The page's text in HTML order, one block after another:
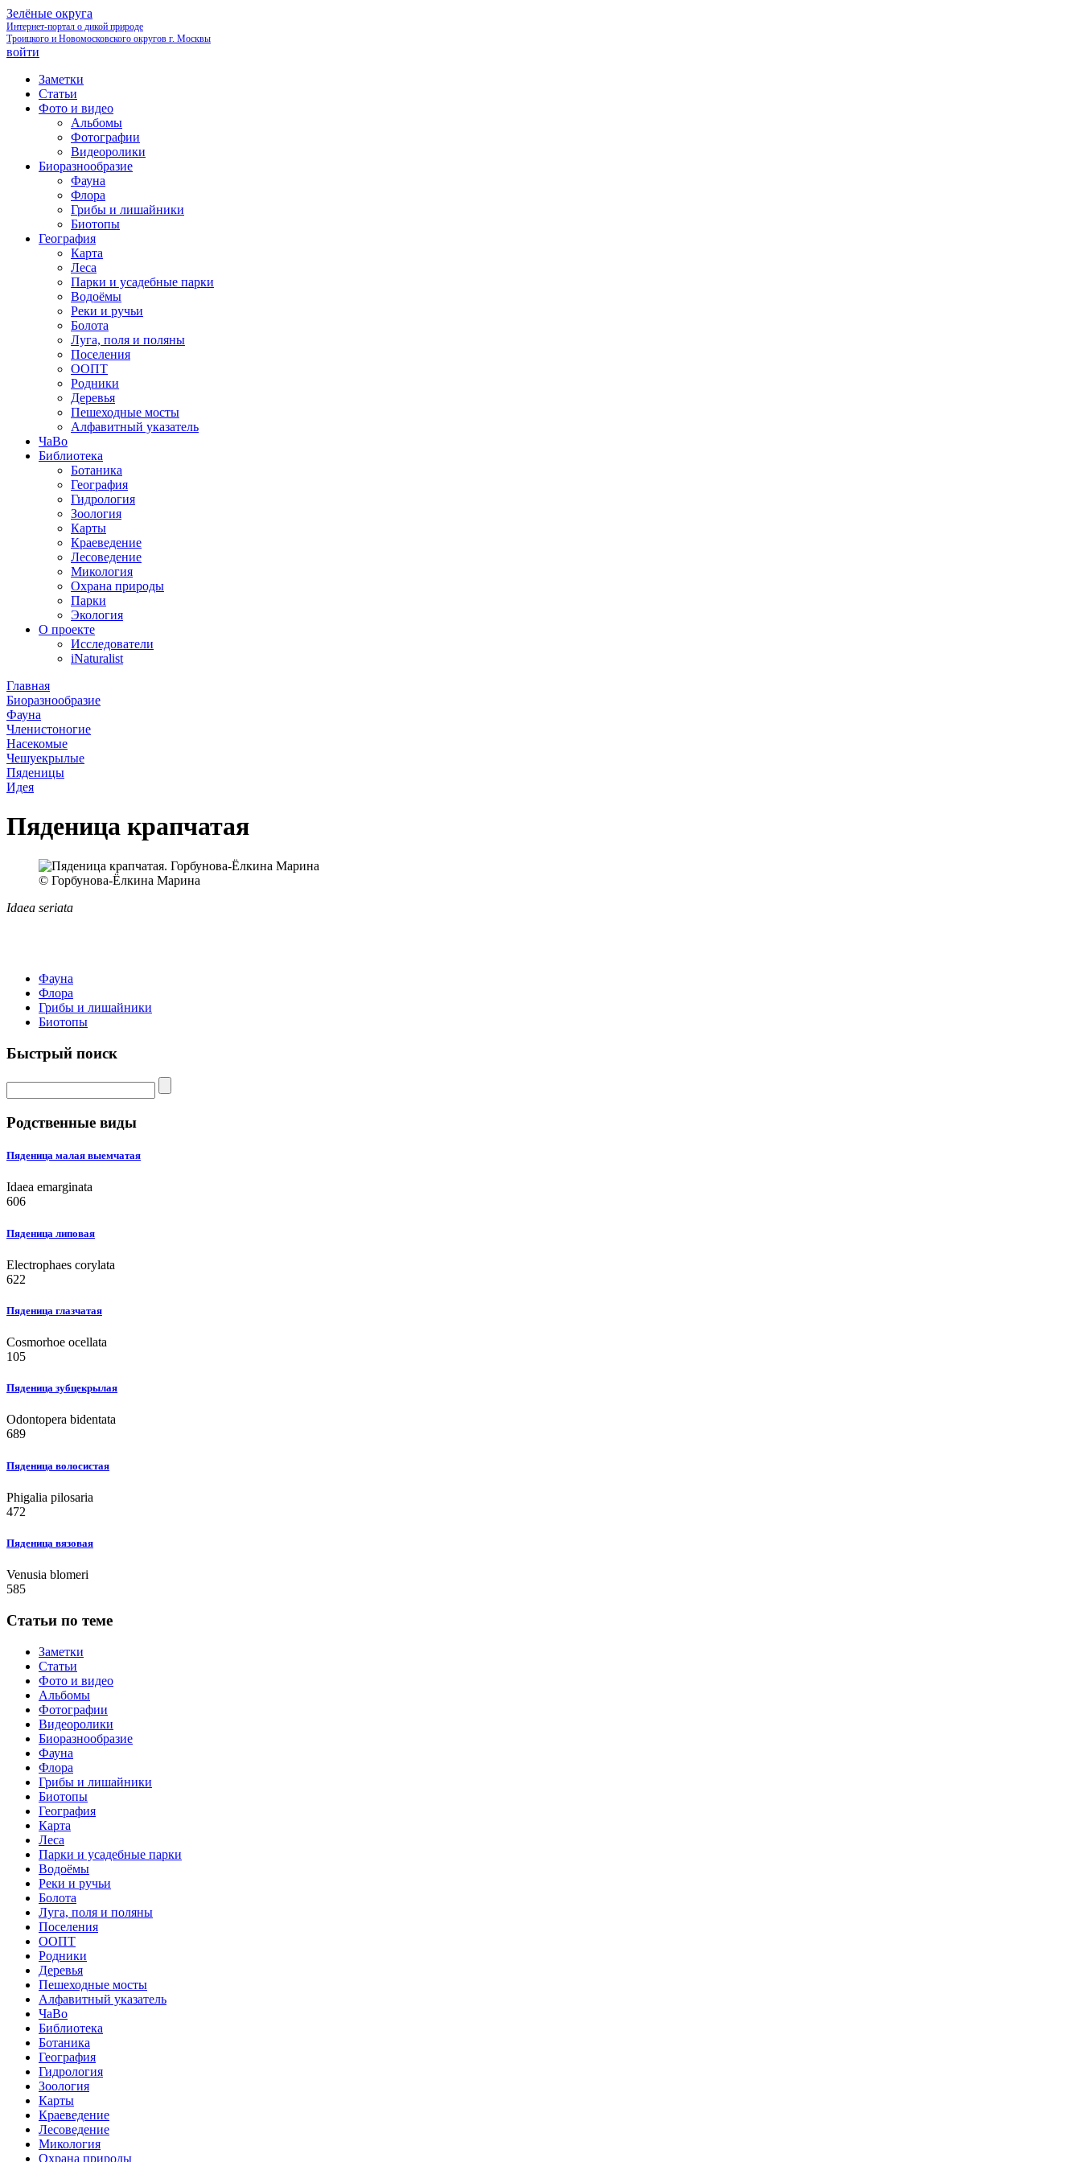
Зелёные округа
Интернет-портал о дикой природе
Троицкого и Новомосковского округов г. Москвы
войти
Заметки
Статьи
Фото и видео
Альбомы
Фотографии
Видеоролики
Биоразнообразие
Фауна
Флора
Грибы и лишайники
Биотопы
География
Карта
Леса
Парки и усадебные парки
Водоёмы
Реки и ручьи
Болота
Луга, поля и поляны
Поселения
ООПТ
Родники
Деревья
Пешеходные мосты
Алфавитный указатель
ЧаВо
Библиотека
Ботаника
География
Гидрология
Зоология
Карты
Краеведение
Лесоведение
Микология
Охрана природы
Парки
Экология
О проекте
Исследователи
iNaturalist
Главная
Биоразнообразие
Фауна
Членистоногие
Насекомые
Чешуекрылые
Пяденицы
Идея
Пяденица крапчатая
© Горбунова-Ёлкина Марина
Idaea seriata
Фауна
Флора
Грибы и лишайники
Биотопы
Быстрый поиск
Родственные виды
Пяденица малая выемчатая
Idaea emarginata
606
Пяденица липовая
Electrophaes corylata
622
Пяденица глазчатая
Cosmorhoe ocellata
105
Пяденица зубцекрылая
Odontopera bidentata
689
Пяденица волосистая
Phigalia pilosaria
472
Пяденица вязовая
Venusia blomeri
585
Статьи по теме
Заметки
Статьи
Фото и видео
Альбомы
Фотографии
Видеоролики
Биоразнообразие
Фауна
Флора
Грибы и лишайники
Биотопы
География
Карта
Леса
Парки и усадебные парки
Водоёмы
Реки и ручьи
Болота
Луга, поля и поляны
Поселения
ООПТ
Родники
Деревья
Пешеходные мосты
Алфавитный указатель
ЧаВо
Библиотека
Ботаника
География
Гидрология
Зоология
Карты
Краеведение
Лесоведение
Микология
Охрана природы